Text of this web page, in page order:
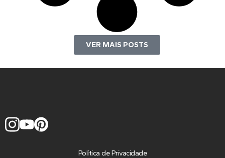
VER MAIS POSTS
Política de Privacidade